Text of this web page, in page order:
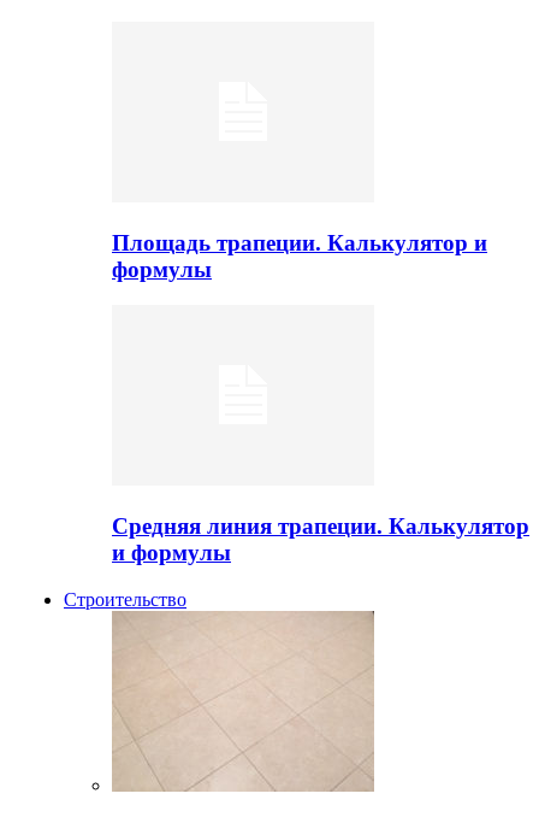
Площадь трапеции. Калькулятор и
формулы
Средняя линия трапеции. Калькулятор
и формулы
Строительство